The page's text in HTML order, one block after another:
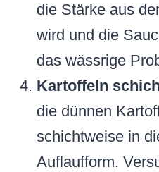
die Stärke aus
wird und die
das wässrige
Kartoffeln
die dünnen
schichtweise in
Auflaufform.